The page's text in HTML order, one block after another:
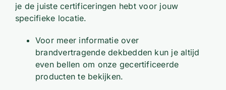
je de juiste certificeringen hebt voor jouw
specifieke locatie.
Voor meer informatie over
brandvertragende dekbedden kun je altijd
even bellen om onze gecertificeerde
producten te bekijken.